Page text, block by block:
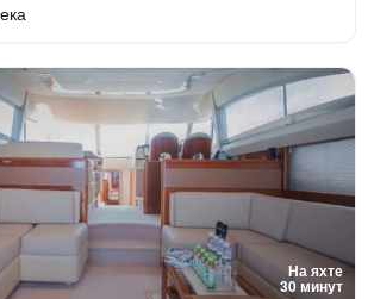
На яхте
30 минут